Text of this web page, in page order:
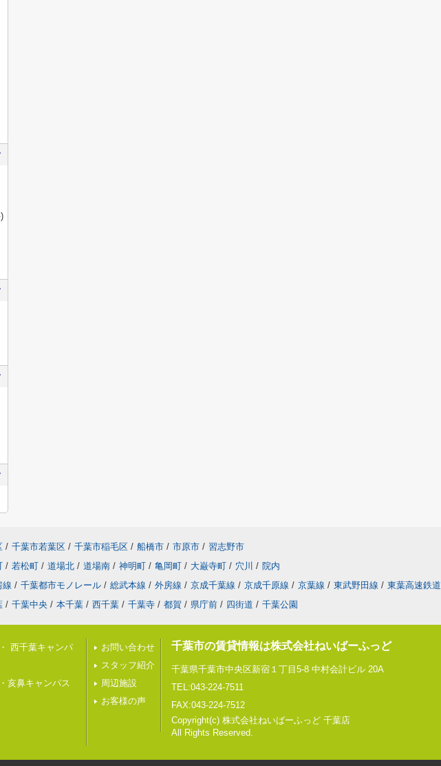
/ 千葉市若葉区 / 千葉市稲毛区 / 船橋市 / 市原市 / 習志野市
/ 若松町 / 道場北 / 道場南 / 神明町 / 亀岡町 / 大巌寺町 / 穴川 / 院内
線 / 千葉都市モノレール / 総武本線 / 外房線 / 京成千葉線 / 京成千原線 / 京葉線 / 東武野田線 / 東葉高速鉄道
/ 千葉中央 / 本千葉 / 西千葉 / 千葉寺 / 都賀 / 県庁前 / 四街道 / 千葉公園
西千葉キャンパ
亥鼻キャンパス
お問い合わせ
スタッフ紹介
周辺施設
お客様の声
千葉市の賃貸情報は株式会社ねいばーふっど
千葉県千葉市中央区新宿１丁目5-8 中村会計ビル 20A
TEL:043-224-7511
FAX:043-224-7512
Copyright(c) 株式会社ねいばーふっど 千葉店
All Rights Reserved.